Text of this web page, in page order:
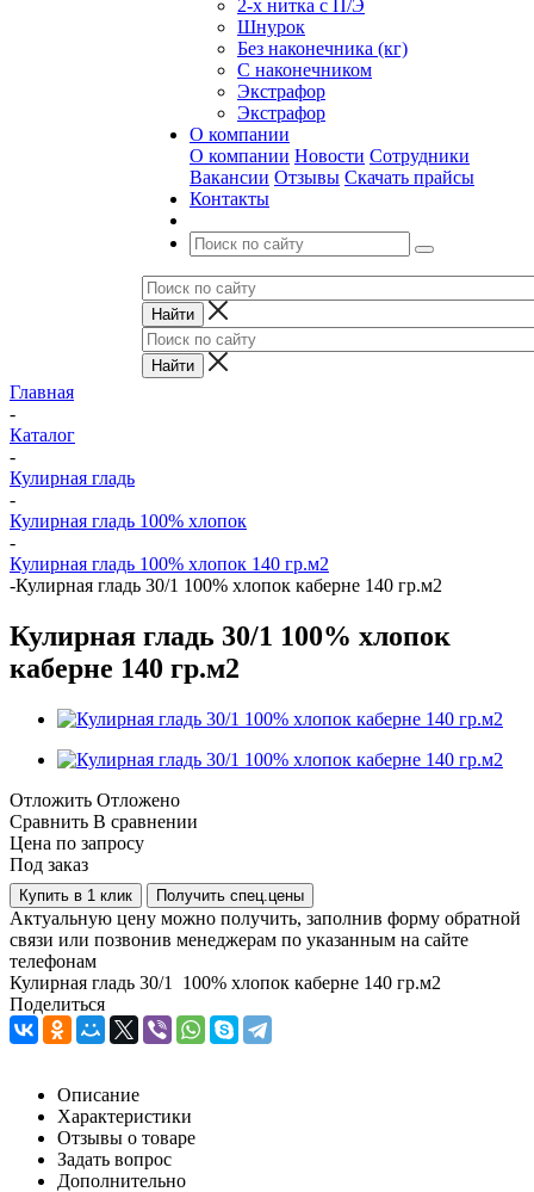
2-х нитка с П/Э
Шнурок
Без наконечника (кг)
С наконечником
Экстрафор
Экстрафор
О компании
О компании Новости Сотрудники
Вакансии Отзывы Скачать прайсы
Контакты
Главная
-
Каталог
-
Кулирная гладь
-
Кулирная гладь 100% хлопок
-
Кулирная гладь 100% хлопок 140 гр.м2
-Кулирная гладь 30/1 100% хлопок каберне 140 гр.м2
Кулирная гладь 30/1 100% хлопок
каберне 140 гр.м2
Отложить Отложено
Сравнить В сравнении
Цена по запросу
Под заказ
Купить в 1 клик Получить спец.цены
Актуальную цену можно получить, заполнив форму обратной
связи или позвонив менеджерам по указанным на сайте
телефонам
Кулирная гладь 30/1 100% хлопок каберне 140 гр.м2
Поделиться
Описание
Характеристики
Отзывы о товаре
Задать вопрос
Дополнительно